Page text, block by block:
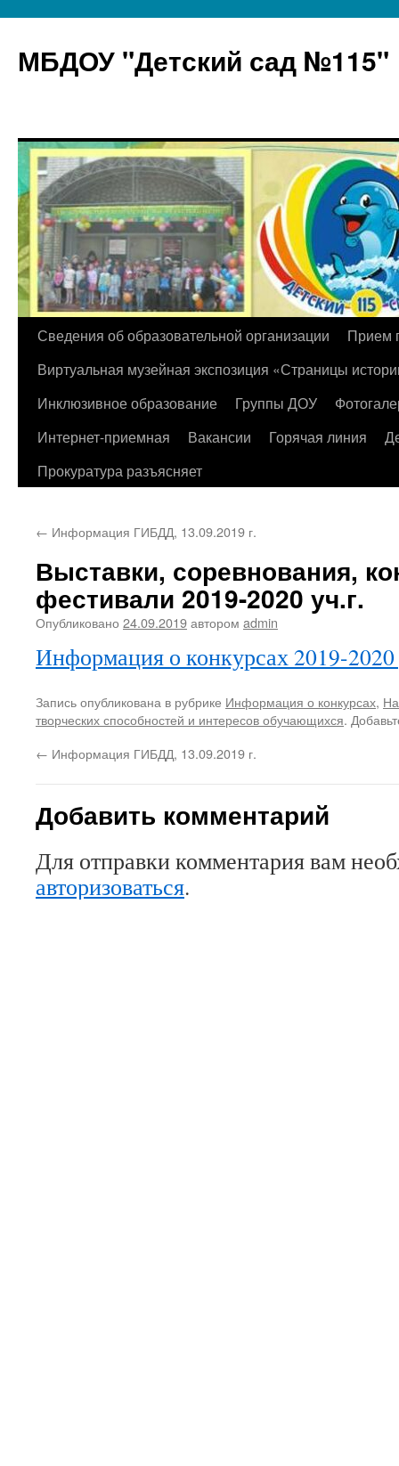
МБДОУ "Детский сад №115"
Перейти
содержимому
Сведения об образовательной организации
Прием
Виртуальная музейная экспозиция «Страницы
Инклюзивное образование
Группы ДОУ
Интернет-приемная
Вакансии Горячая линия
Прокуратура разъясняет
← Информация ГИБДД, 13.09.2019 г.
Выставки, соревнования,
фестивали 2019-2020 уч.г.
Опубликовано 24.09.2019автором admin
Информация о конкурсах 2019-2020
Запись опубликована в рубрике Информация о конкурсах,
творческих способностей и интересов обучающихся.
← Информация ГИБДД, 13.09.2019 г.
Добавить комментарий
Для отправки комментария вам
авторизоваться.